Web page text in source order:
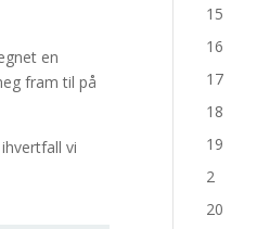
en
fram til på
vi
15
16
17
18
19
2
20